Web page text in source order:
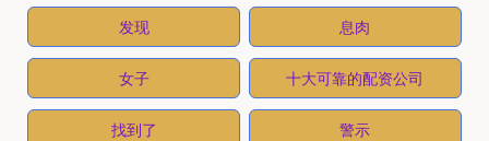
发现 息肉
女子 十大可靠的配资公司
找到了 警示